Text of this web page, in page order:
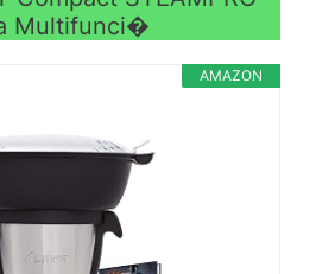
Multifunci�
AMAZON